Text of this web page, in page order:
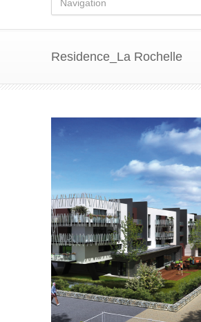
Residence_La Rochelle